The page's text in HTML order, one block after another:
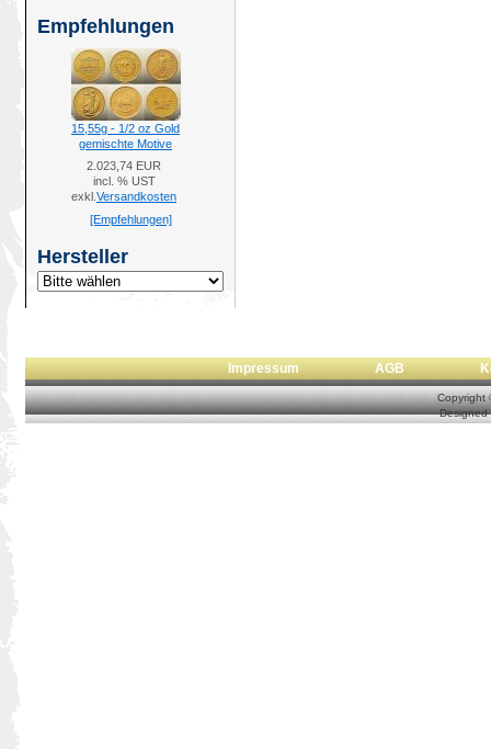
Empfehlungen
15,55g - 1/2 oz Gold
gemischte Motive
2.023,74 EUR
incl. % UST
exkl. Versandkosten
[Empfehlungen]
Hersteller
Impressum AGB
Copyright
Designed